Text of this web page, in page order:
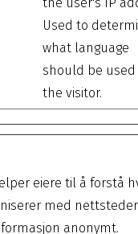
Used to
what language
should be used
the visitor.
eiere til å forstå
med
anonymt.